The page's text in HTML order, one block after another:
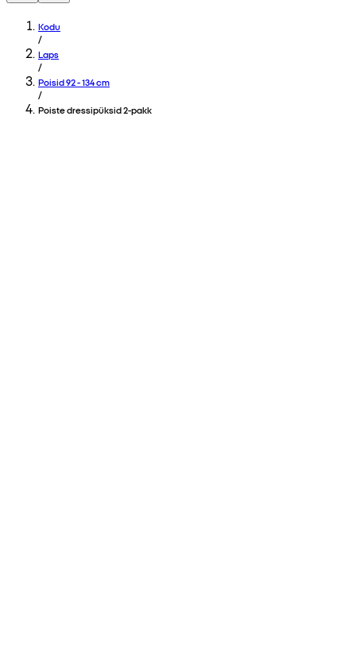
Kodu
/
Laps
/
Poisid 92 - 134 cm
/
Poiste dressipüksid 2-pakk